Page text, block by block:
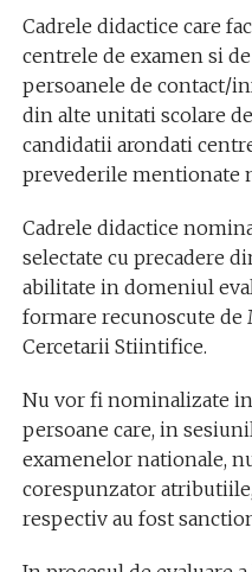
Cadrele didactice care
centrele de examen si
persoanele de contact/
din alte unitati scolare
candidatii arondati
prevederile mentionate
Cadrele didactice
selectate cu precadere
abilitate in domeniul
formare recunoscute
Cercetarii Stiintifice.
Nu vor fi nominalizate
persoane care, in
examenelor nationale,
corespunzator
respectiv au fost